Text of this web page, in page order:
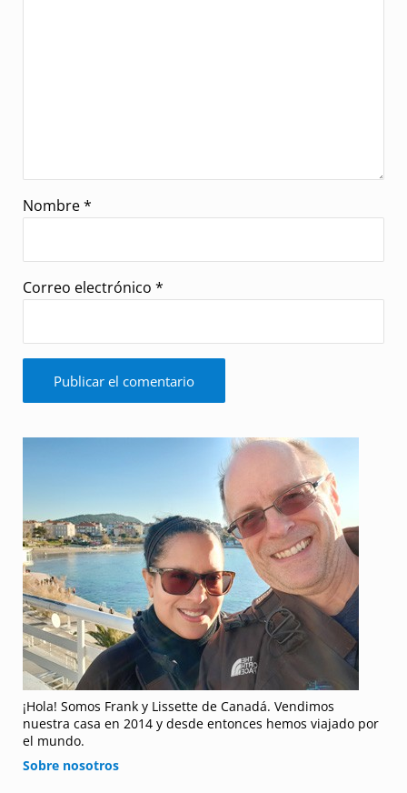
Nombre*
Correo electrónico *
¡Hola! Somos Frank y Lissette de Canadá. Vendimos
nuestra casa en 2014 y desde entonces hemos viajado por
el mundo.
Sobre nosotros